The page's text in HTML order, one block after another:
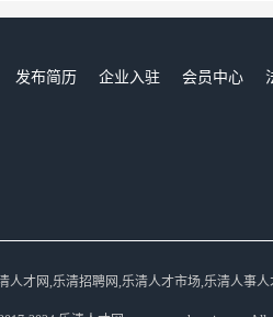
发布简历 企业入驻 会员中心
人才网,乐清招聘网,乐清人才市场,乐清人事人